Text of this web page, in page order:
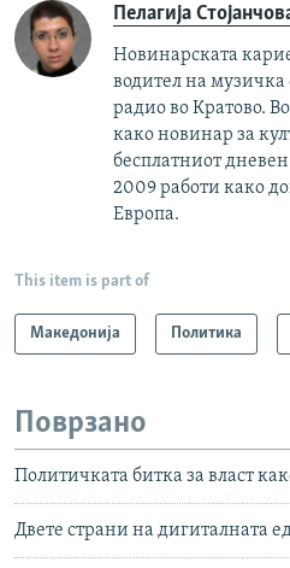
Пелагија
Новинарската
водител на музичка
радио во Кратово.
како новинар за
бесплатниот
2009 работи како
Европа.
This item is part of
Македонија Политика
Поврзано
Политичката битка за власт
Двете страни на дигиталната